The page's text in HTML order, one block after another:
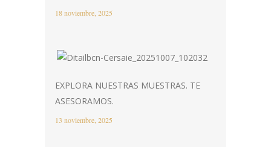
18 noviembre, 2025
EXPLORA NUESTRAS MUESTRAS. TE
ASESORAMOS.
13 noviembre, 2025